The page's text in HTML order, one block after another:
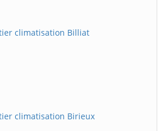
climatisation Billiat
climatisation Birieux